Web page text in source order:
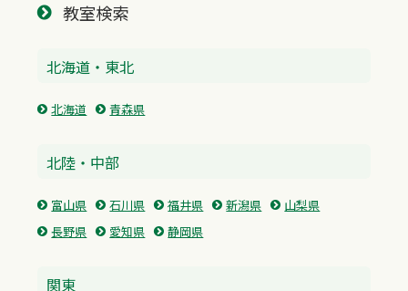
教室検索
北海道・東北
北海道 青森県
北陸・中部
富山県 石川県 福井県 新潟県
山梨県
長野県
愛知県 静岡県
関東